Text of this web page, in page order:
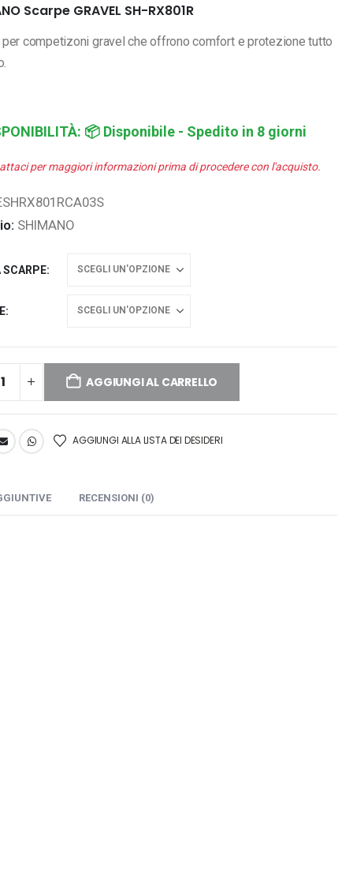
Scarpe GRAVEL SH-RX801R
per competizoni gravel che offrono comfort e protezione tutto
📦 Disponibile - Spedito in 8 giorni
per maggiori informazioni prima di procedere con l'acquisto.
SHIMANO
AGGIUNGI AL CARRELLO
AGGIUNGI ALLA LISTA DEI DESIDERI
RECENSIONI (0)